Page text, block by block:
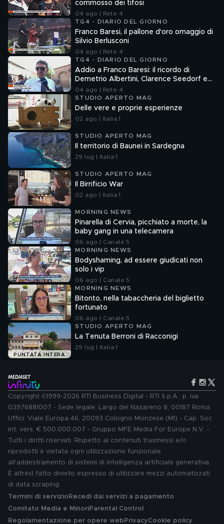
commosso dei tifosi
04 ago | Rete 4
TG4 - DIARIO DEL GIORNO
Franco Baresi, il pallone d'oro omaggio di
Silvio Berlusconi
04 ago | Rete 4
TG4 - DIARIO DEL GIORNO
Addio a Franco Baresi: il ricordo di
Demetrio Albertini, Clarence Seedorf e
Giovanni Galli
04 ago | Rete 4
STUDIO APERTO MAG
Delle vere e proprie esperienze
02 ago | Italia 1
STUDIO APERTO MAG
Il territorio di Baunei in Sardegna
29 lug | Italia 1
STUDIO APERTO MAG
Il Birrificio War
02 ago | Italia 1
MORNING NEWS
Pinarella di Cervia, picchiato a morte, la
baby gang in una telecamera
06 ago | Canale 5
MORNING NEWS
Bodyshaming, ad essere giudicati non
solo i vip
06 ago | Canale 5
MORNING NEWS
Bitonto, nella tabaccheria del biglietto
fortunato
06 ago | Canale 5
PUNTATA INTERA
STUDIO APERTO MAG
La Tenuta Berroni di Racconigi
29 lug | Italia 1
Copyright ©1999-2026 RTI Business Digital - RTI S.p.A.: p. iva
03976881007 - Sede legale: Largo del Nazareno 8, 00187 Roma.
Uffici: Viale Europa 46, 20093 Cologno Monzese (MI) - Cap. Soc.
int. vers. € 500.000.007 - Gruppo MFE Media For Europe N.V. -
Tutti i diritti riservati. Rispetto ai contenuti trasmessi e/o
riprodotti è vietata ogni utilizzazione funzionale
all'addestramento di sistemi di intelligenza artificiale generativa.
È altresì fatto divieto espresso di utilizzare mezzi automatizzati
di data scraping.
Termini di servizio Recedi dai servizi a pagamento
Comitato Media e MinoriParental Control
Regolamentazione per opere web PrivacyCookie policy